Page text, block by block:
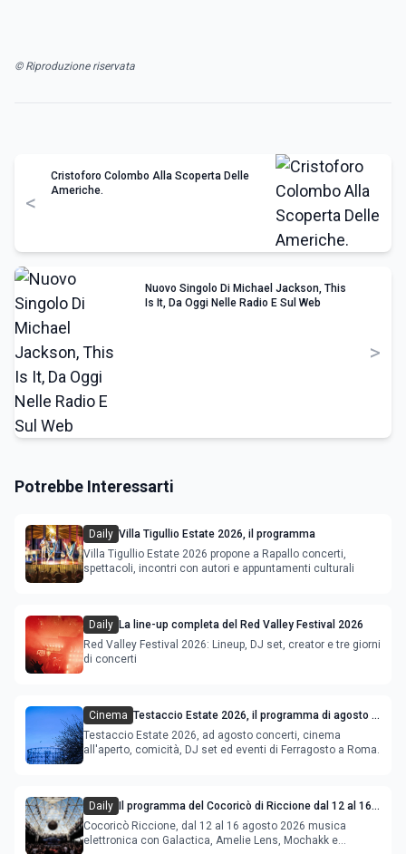
© Riproduzione riservata
<
Cristoforo Colombo Alla Scoperta Delle
Americhe.
Nuovo Singolo Di Michael Jackson, This
Is It, Da Oggi Nelle Radio E Sul Web
>
Potrebbe Interessarti
Daily Villa Tigullio Estate 2026, il programma
Villa Tigullio Estate 2026 propone a Rapallo concerti,
spettacoli, incontri con autori e appuntamenti culturali
Daily La line-up completa del Red Valley Festival 2026
Red Valley Festival 2026: Lineup, DJ set, creator e tre giorni
di concerti
Cinema Testaccio Estate 2026, il programma di agosto e
Ferragosto
Testaccio Estate 2026, ad agosto concerti, cinema
all'aperto, comicità, DJ set ed eventi di Ferragosto a Roma.
Daily
Il programma del Cocoricò di Riccione dal 12 al 16
agosto 2026
Cocoricò Riccione, dal 12 al 16 agosto 2026 musica
elettronica con Galactica, Amelie Lens, Mochakk e